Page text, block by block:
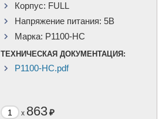
Корпус: FULL
Напряжение питания: 5В
Марка: P1100-HC
ТЕХНИЧЕСКАЯ ДОКУМЕНТАЦИЯ:
P1100-HC.pdf
x 863₽